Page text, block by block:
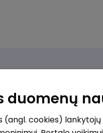
duomenų
(angl. cookies)